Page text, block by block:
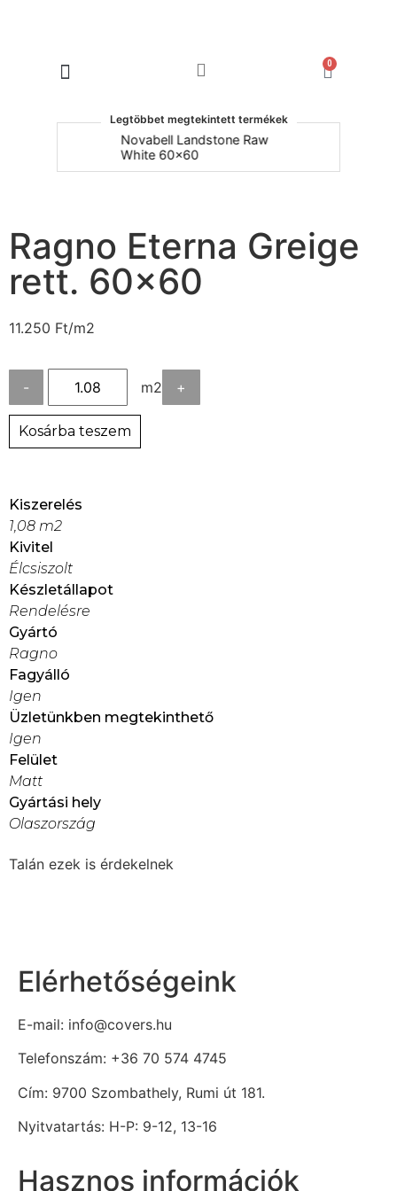
0
Legtöbbet megtekintett termékek
Novabell Landstone Raw
White 60x60
Ragno Eterna Greige
rett. 60×60
11.250 Ft/m2
- m2 +
Kosárba teszem
Kiszerelés
1,08 m2
Kivitel
Élcsiszolt
Készletállapot
Rendelésre
Gyártó
Ragno
Fagyálló
Igen
Üzletünkben megtekinthető
Igen
Felület
Matt
Gyártási hely
Olaszország
Talán ezek is érdekelnek
Elérhetőségeink
E-mail: info@covers.hu
Telefonszám: +36 70 574 4745
Cím: 9700 Szombathely, Rumi út 181.
Nyitvatartás: H-P: 9-12, 13-16
Hasznos információk